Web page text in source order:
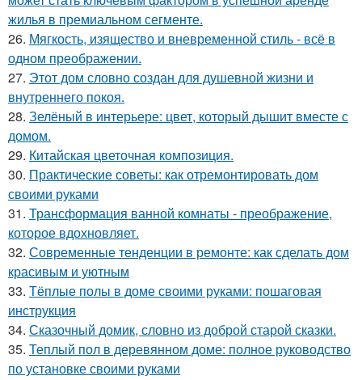
жилья в премиальном сегменте.
26. Мягкость, изящество и вневременной стиль - всё в
одном преображении.
27. Этот дом словно создан для душевной жизни и
внутреннего покоя.
28. Зелёный в интерьере: цвет, который дышит вместе с
домом.
29. Китайская цветочная композиция.
30. Практические советы: как отремонтировать дом
своими руками
31. Трансформация ванной комнаты - преображение,
которое вдохновляет.
32. Современные тенденции в ремонте: как сделать дом
красивым и уютным
33. Тёплые полы в доме своими руками: пошаговая
инструкция
34. Сказочный домик, словно из доброй старой сказки.
35. Теплый пол в деревянном доме: полное руководство
по установке своими руками